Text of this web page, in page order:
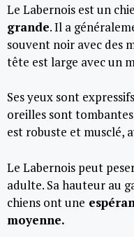
Le Labernois est un
grande. Il a
souvent noir avec des
tête est large avec un
Ses yeux sont
oreilles sont
est robuste et musclé,
Le Labernois peut
adulte. Sa hauteur au
chiens ont une
moyenne.